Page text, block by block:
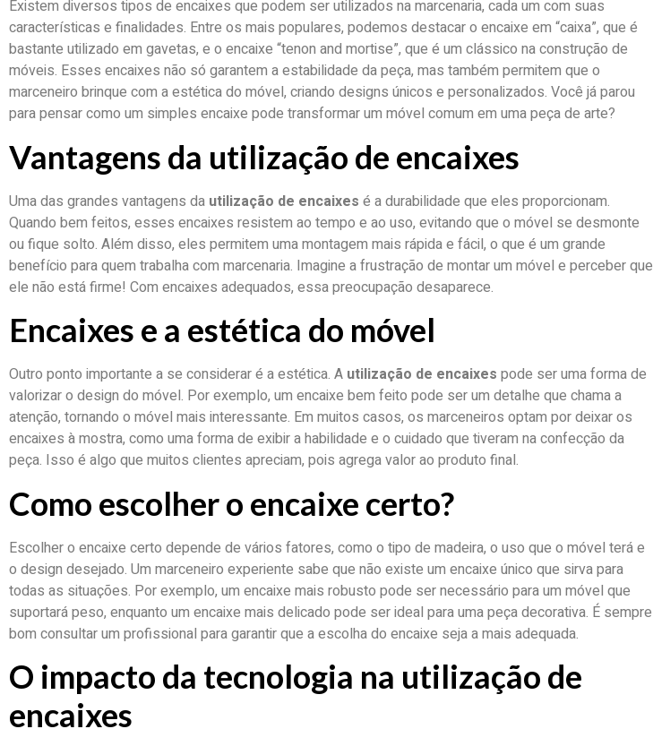
Existem diversos tipos de encaixes que podem ser utilizados na marcenaria, cada um com suas
características e finalidades. Entre os mais populares, podemos destacar o encaixe em “caixa”, que é
bastante utilizado em gavetas, e o encaixe “tenon and mortise”, que é um clássico na construção de
móveis. Esses encaixes não só garantem a estabilidade da peça, mas também permitem que o
marceneiro brinque com a estética do móvel, criando designs únicos e personalizados. Você já parou
para pensar como um simples encaixe pode transformar um móvel comum em uma peça de arte?
Vantagens da utilização de encaixes
Uma das grandes vantagens da utilização de encaixes é a durabilidade que eles proporcionam.
Quando bem feitos, esses encaixes resistem ao tempo e ao uso, evitando que o móvel se desmonte
ou fique solto. Além disso, eles permitem uma montagem mais rápida e fácil, o que é um grande
benefício para quem trabalha com marcenaria. Imagine a frustração de montar um móvel e perceber que
ele não está firme! Com encaixes adequados, essa preocupação desaparece.
Encaixes e a estética do móvel
Outro ponto importante a se considerar é a estética. A utilização de encaixes pode ser uma forma de
valorizar o design do móvel. Por exemplo, um encaixe bem feito pode ser um detalhe que chama a
atenção, tornando o móvel mais interessante. Em muitos casos, os marceneiros optam por deixar os
encaixes à mostra, como uma forma de exibir a habilidade e o cuidado que tiveram na confecção da
peça. Isso é algo que muitos clientes apreciam, pois agrega valor ao produto final.
Como escolher o encaixe certo?
Escolher o encaixe certo depende de vários fatores, como o tipo de madeira, o uso que o móvel terá e
o design desejado. Um marceneiro experiente sabe que não existe um encaixe único que sirva para
todas as situações. Por exemplo, um encaixe mais robusto pode ser necessário para um móvel que
suportará peso, enquanto um encaixe mais delicado pode ser ideal para uma peça decorativa. É sempre
bom consultar um profissional para garantir que a escolha do encaixe seja a mais adequada.
O impacto da tecnologia na utilização de
encaixes